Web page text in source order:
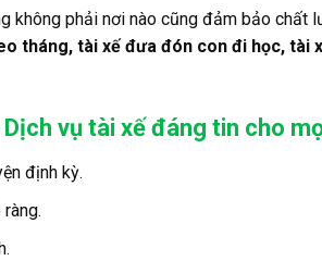
không phải nơi nào cũng đảm bảo chất
tháng, tài xế đưa đón con đi học, tài
Dịch vụ tài xế đáng tin cho
định kỳ.